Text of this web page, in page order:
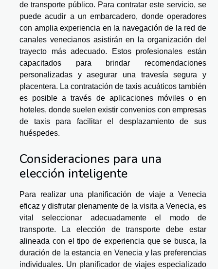
de transporte público. Para contratar este servicio, se
puede acudir a un embarcadero, donde operadores
con amplia experiencia en la navegación de la red de
canales venecianos asistirán en la organización del
trayecto más adecuado. Estos profesionales están
capacitados para brindar recomendaciones
personalizadas y asegurar una travesía segura y
placentera. La contratación de taxis acuáticos también
es posible a través de aplicaciones móviles o en
hoteles, donde suelen existir convenios con empresas
de taxis para facilitar el desplazamiento de sus
huéspedes.
Consideraciones para una
elección inteligente
Para realizar una planificación de viaje a Venecia
eficaz y disfrutar plenamente de la visita a Venecia, es
vital seleccionar adecuadamente el modo de
transporte. La elección de transporte debe estar
alineada con el tipo de experiencia que se busca, la
duración de la estancia en Venecia y las preferencias
individuales. Un planificador de viajes especializado